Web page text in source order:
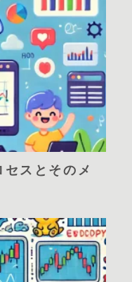
スとそのメ